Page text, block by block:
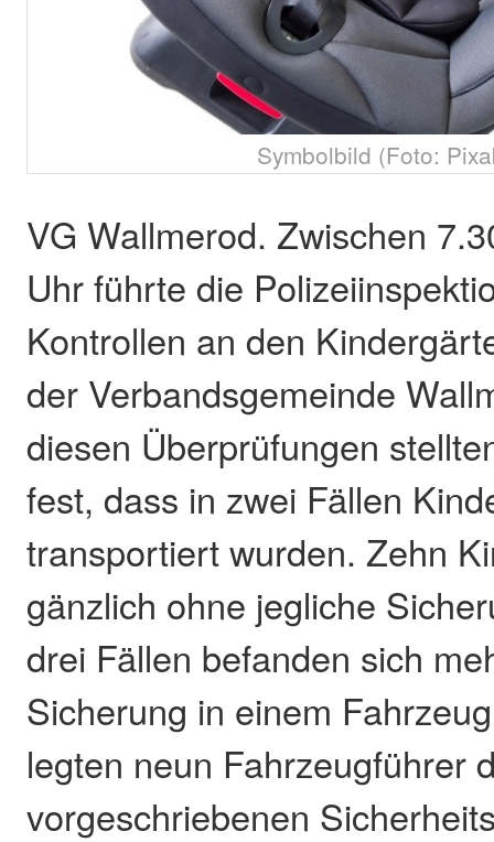
Symbolbild (Foto:
VG Wallmerod. Zwischen
Uhr führte die
Kontrollen an den
der Verbandsgemeinde
diesen Überprüfungen
fest, dass in zwei Fällen
transportiert wurden. Zehn
gänzlich ohne jegliche
drei Fällen befanden sich
Sicherung in einem
legten neun Fahrzeugführer
vorgeschriebenen